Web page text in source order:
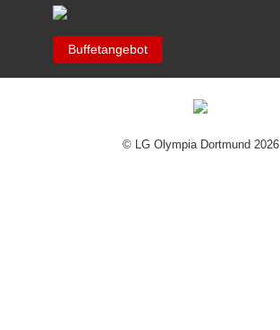
Buffetangebot
© LG Olympia Dortmund 2026